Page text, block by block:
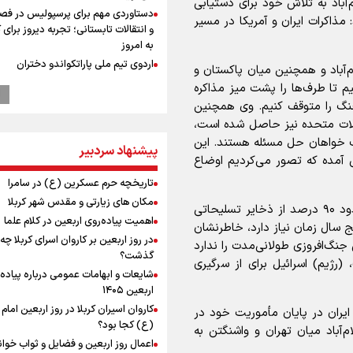
ایران و آمریکا در مسیر
و همچنین میان پاکستان و
تا طرف‌ها را پشت میز مذاکره
جنگ را متوقف کنیم. وی همچنین
متحده نیز حاصل شده است،
خواهان حل مسئله هستند. این
آمده که تصور می‌کردیم اوضاع
افنان الله خان در پایان با بیان اینکه ایالات متحده حدود ۹۰ درصد از ذخایر تسلیحاتی
سال زمان نیاز دارد، خاطرنشان
طولانی‌مدت را ندارد
اسرائیل برای از سرگیری
در پایان مأموریت خود در
میان تهران و واشنگتن به
دستاوردی مهم برای پرسپولیس در
و انتقالات تابستانی؛ تجربه دیروز
به امروز
اردوی تیم ملی پاراتکواندو دختران
عملیات تجهیز کتابخانه روستای هدف
رهبران فلسطینی در روند مذاکرات
می‌کنیم
ترس نتانیاهو از ترور
فرود یک بالگرد در بیمارستان رمبام در
اشغالی در پی هلاکت ۲ نظامی
زخمی شدن ۷ نظامی دیگر
ارتش صهیونیستی زمین‌های کشاورزی
جنوب لبنان را به آتش کشید
پزشکیان: سخت‌ترین شرایط ممکن پس
انقلاب را تجربه میکنیم/ اگر تا امروز
بخاطر همه‌ مردم نجیب ایران بوده
رهبر شهید مثل کوه پشتیبان و حامی
پیشنهاد سردبیر
تاریخچه حرم عسکرین (ع) در سامرا
مکان های زیارتی و مقدس شهر کربلا
اهمیت پیاده‌روی اربعین در کلام علما
در روز اربعین بر کاروان اسرای کربلا چه
گذشت؟
شایعات و ابهامات عمومی درباره
اربعین ۱۴۰۵
کاروان اسیران کربلا در روز اربعین
(ع) کجا بود؟
اعمال روز اربعین و فضایل و ثواب